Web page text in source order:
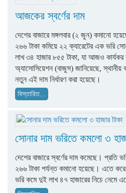
আজকের স্বর্ণের দাম
দেশের বাজারে মঙ্গলবার (২ জুন) কমানো
২৬৬ টাকা কমিয়ে ২২ ক্যারেটের এক ভরি
লাখ ৩৪ হাজার ৮৫৫ টাকা, যা আজও কার্যকর
অ্যাসোসিয়েশন (বাজুস) জানিয়েছে, স্থানীয়
নতুন এই দাম নির্ধারণ করা হয়েছে।
বিস্তারিত...
সোনার দাম ভরিতে কমলো ৩
দেশের বাজারে স্বর্ণের দাম কমেছে। প্রতি
২৬৬ টাকা পর্যন্ত কমানো হয়েছে। এতে করে
ভরি কমে দুই লাখ ৪৭ হাজারের নিচে নেমে